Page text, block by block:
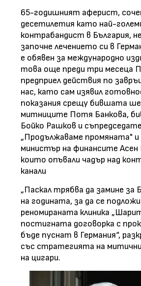
65-годишният аферист,
десетилетия като най-
контрабандист в България,
започне лечението си в
е обявен за международно
това още преди три месеца
предприел действия по
нас, като сам изявил
показания срещу бившата
митниците Потя Банкова,
Бойко Рашков и
„Продължаваме промяната"
министър на финансите Асен
които опъвали чадър над
канали
„Паскал трябва да замине за
на годината, за да се подложи
реномираната клиника
постигната договорка с
бъде пуснат в Германия“,
със стратегията на
на цигари.